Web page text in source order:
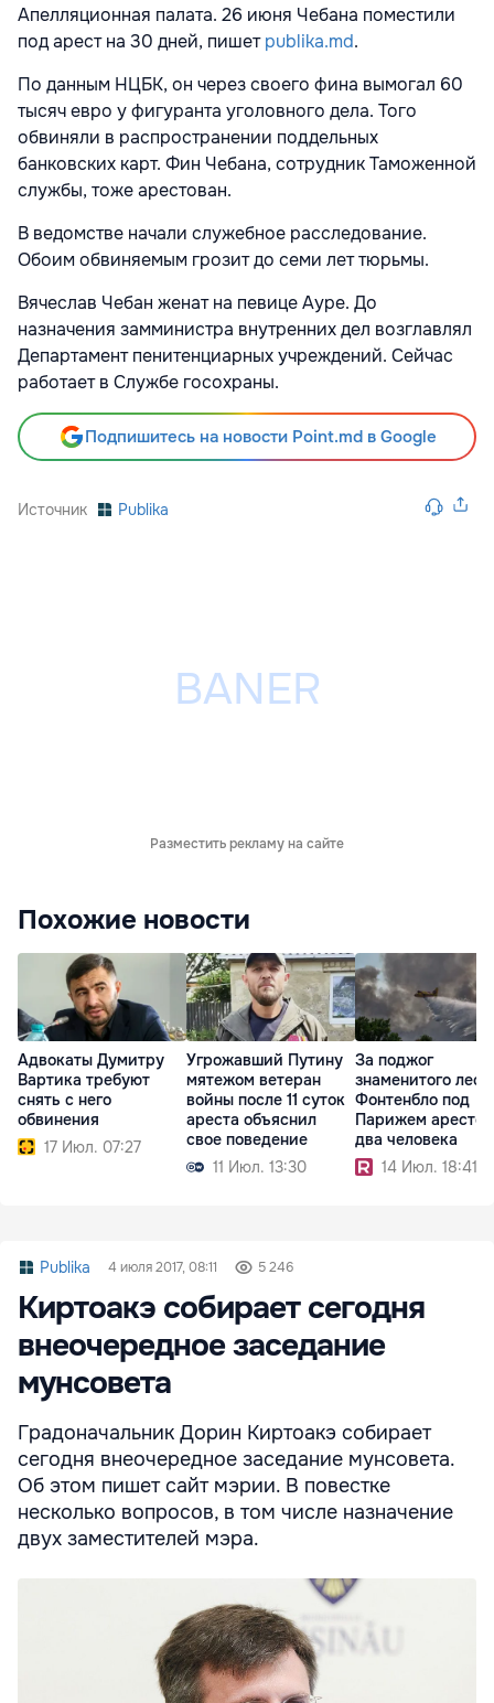
Апелляционная палата. 26 июня Чебана поместили
под арест на 30 дней, пишетpublika.md.
По данным НЦБК, он через своего фина вымогал 60
тысяч евро у фигуранта уголовного дела. Того
обвиняли в распространении поддельных
банковских карт. Фин Чебана, сотрудник Таможенной
службы, тоже арестован.
В ведомстве начали служебное расследование.
Обоим обвиняемым грозит до семи лет тюрьмы.
Вячеслав Чебан женат на певице Ауре. До
назначения замминистра внутренних дел возглавлял
Департамент пенитенциарных учреждений. Сейчас
работает в Службе госохраны.
Подпишитесь на новости Point.md в Google
Источник Publika
Разместить рекламу на сайте
Похожие новости
Адвокаты Думитру
Вартика требуют
снять с него
обвинения
17 Июл. 07:27
Угрожавший Путину
мятежом ветеран
войны после 11 суток
ареста объяснил
свое поведение
11 Июл. 13:30
За поджог
знаменитого леса
Фонтенбло под
Парижем
два человека
14 Июл. 18:41
Publika 4 июля 2017, 08:11 5 246
Киртоакэ собирает сегодня
внеочередное заседание
мунсовета
Градоначальник Дорин Киртоакэ собирает
сегодня внеочередное заседание мунсовета.
Об этом пишет сайт мэрии. В повестке
несколько вопросов, в том числе назначение
двух заместителей мэра.